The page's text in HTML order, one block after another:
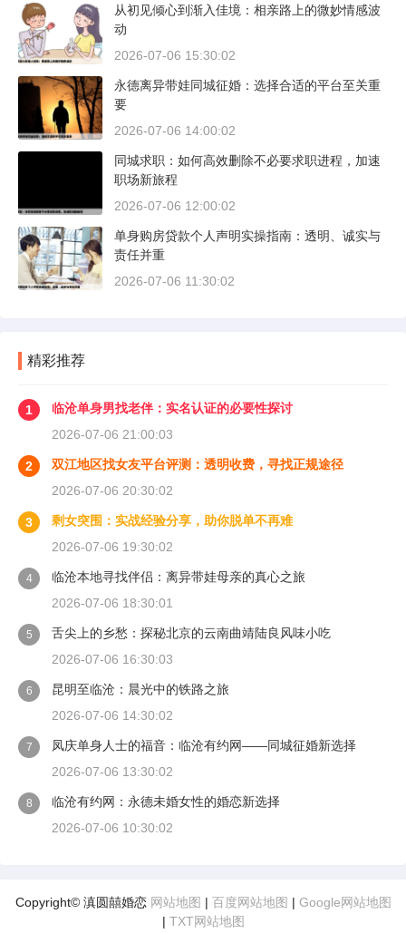
从初见倾心到渐入佳境：相亲路上的微妙情感波
动
2026-07-06 15:30:02
永德离异带娃同城征婚：选择合适的平台至关重
要
2026-07-06 14:00:02
同城求职：如何高效删除不必要求职进程，加速
职场新旅程
2026-07-06 12:00:02
单身购房贷款个人声明实操指南：透明、诚实与
责任并重
2026-07-06 11:30:02
精彩推荐
1
临沧单身男找老伴：实名认证的必要性探讨
2026-07-06 21:00:03
2
双江地区找女友平台评测：透明收费，寻找正规途径
2026-07-06 20:30:02
3
剩女突围：实战经验分享，助你脱单不再难
2026-07-06 19:30:02
4
临沧本地寻找伴侣：离异带娃母亲的真心之旅
2026-07-06 18:30:01
5
舌尖上的乡愁：探秘北京的云南曲靖陆良风味小吃
2026-07-06 16:30:03
6
昆明至临沧：晨光中的铁路之旅
2026-07-06 14:30:02
7
凤庆单身人士的福音：临沧有约网——同城征婚新选择
2026-07-06 13:30:02
8
临沧有约网：永德未婚女性的婚恋新选择
2026-07-06 10:30:02
Copyright© 滇圆囍婚恋 网站地图 | 百度网站地图 | Google网站地图
| TXT网站地图